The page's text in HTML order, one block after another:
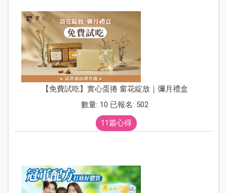
【免費試吃】實心蛋捲 窗花綻放｜彌月禮盒
數量: 10 已報名: 502
11篇心得